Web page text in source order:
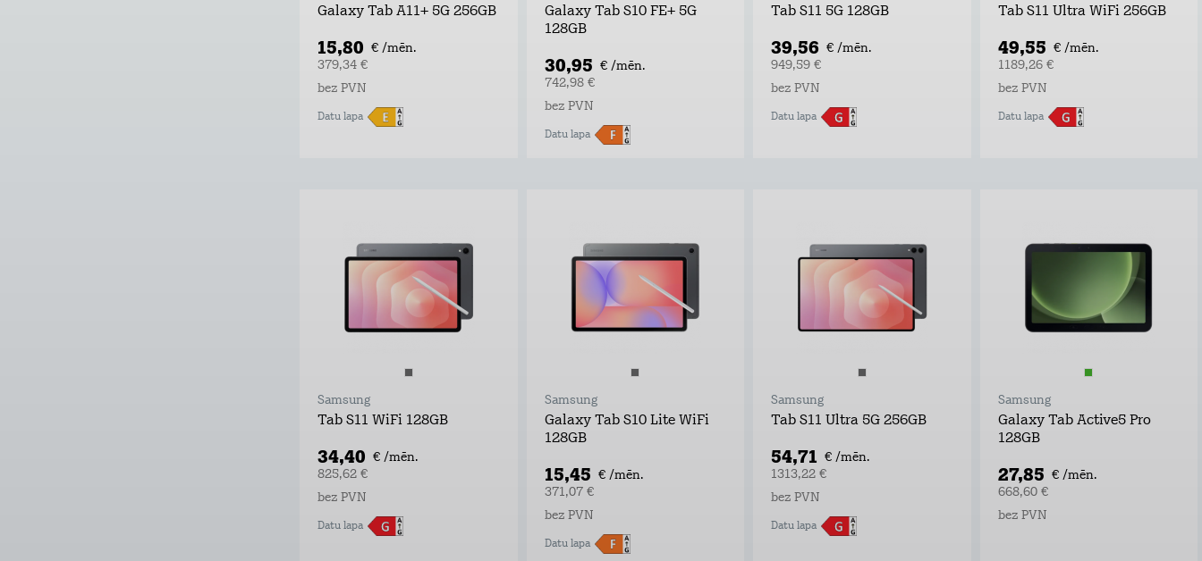
Galaxy Tab A11+ 5G 256GB
15,80 € /mēn.
379,34 €
bez PVN
Datu lapa
Galaxy Tab S10 FE+ 5G
128GB
30,95 € /mēn.
742,98 €
bez PVN
Datu lapa
Tab S11 5G 128GB
39,56 € /mēn.
949,59 €
bez PVN
Datu lapa
Tab S11 Ultra WiFi 256GB
49,55 € /mēn.
1189,26 €
bez PVN
Datu lapa
Samsung
Tab S11 WiFi 128GB
34,40 € /mēn.
825,62 €
bez PVN
Datu lapa
Samsung
Galaxy Tab S10 Lite WiFi
128GB
15,45 € /mēn.
371,07 €
bez PVN
Datu lapa
Samsung
Tab S11 Ultra 5G 256GB
54,71 € /mēn.
1313,22 €
bez PVN
Datu lapa
Samsung
Galaxy Tab Active5 Pro
128GB
27,85 € /mēn.
668,60 €
bez PVN